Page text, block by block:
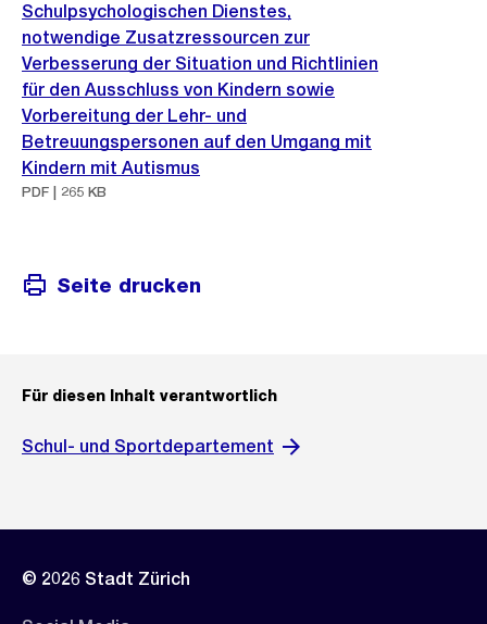
Schulpsychologischen Dienstes,
notwendige Zusatzressourcen zur
Verbesserung der Situation und Richtlinien
für den Ausschluss von Kindern sowie
Vorbereitung der Lehr- und
Betreuungspersonen auf den Umgang mit
Kindern mit Autismus
PDF | 265 KB
Seite drucken
Für diesen Inhalt verantwortlich
Schul- und Sportdepartement
© 2026 Stadt Zürich